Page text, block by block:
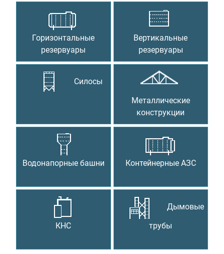
Горизонтальные
резервуары
Вертикальные
резервуары
Силосы
Металлические
конструкции
Водонапорные башни Контейнерные АЗС
КНС
Дымовые
трубы